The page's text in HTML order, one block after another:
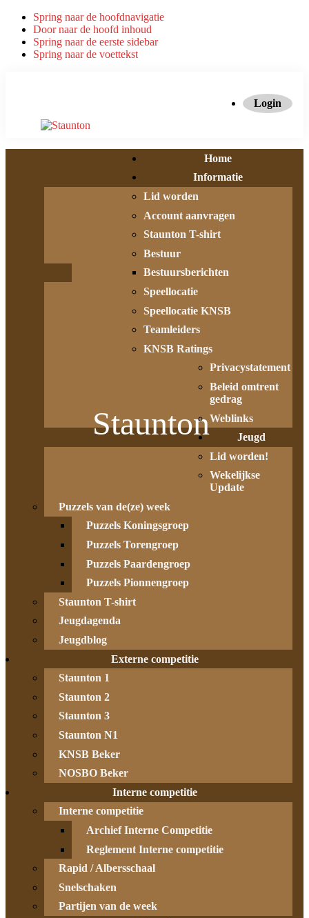
Spring naar de hoofdnavigatie
Door naar de hoofd inhoud
Spring naar de eerste sidebar
Spring naar de voettekst
Login
Staunton
Home
Informatie
Lid worden
Account aanvragen
Staunton T-shirt
Bestuur
Bestuursberichten
Speellocatie
Speellocatie KNSB
Teamleiders
KNSB Ratings
Privacystatement
Beleid omtrent
gedrag
Weblinks
Jeugd
Lid worden!
Wekelijkse
Update
Puzzels van de(ze) week
Puzzels Koningsgroep
Puzzels Torengroep
Puzzels Paardengroep
Puzzels Pionnengroep
Staunton T-shirt
Jeugdagenda
Jeugdblog
Externe competitie
Staunton 1
Staunton 2
Staunton 3
Staunton N1
KNSB Beker
NOSBO Beker
Interne competitie
Interne competitie
Archief Interne Competitie
Reglement Interne competitie
Rapid / Albersschaal
Snelschaken
Partijen van de week